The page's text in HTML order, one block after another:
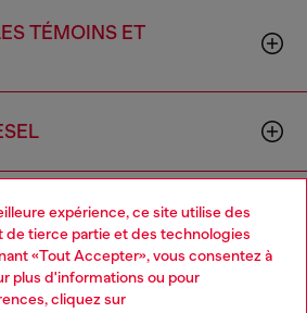
expérience, ce site utilise des
de tierce partie et des technologies
«Tout Accepter», vous consentez à
plus d'informations ou pour
cliquez sur
TÉMOINS ET